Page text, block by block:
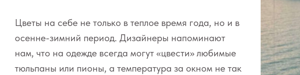
Цветы на себе не только в теплое время года, но и в
осенне-зимний период. Дизайнеры напоминают
нам, что на одежде всегда могут «цвести» любимые
тюльпаны или пионы, а температура за окном не так